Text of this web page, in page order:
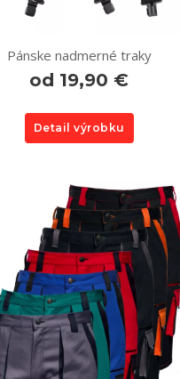
Pánske nadmerné traky
od 19,90 €
Detail výrobku